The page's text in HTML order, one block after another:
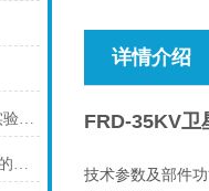
ZX54直流电阻箱——电子学实验中的工具
绝缘电阻是检验电线电缆合格的标准
详情介绍
FRD-35KV卫
技术参数及部件